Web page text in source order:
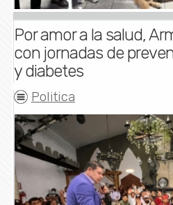
Por amor a la salud,
con jornadas de
y diabetes
Politica